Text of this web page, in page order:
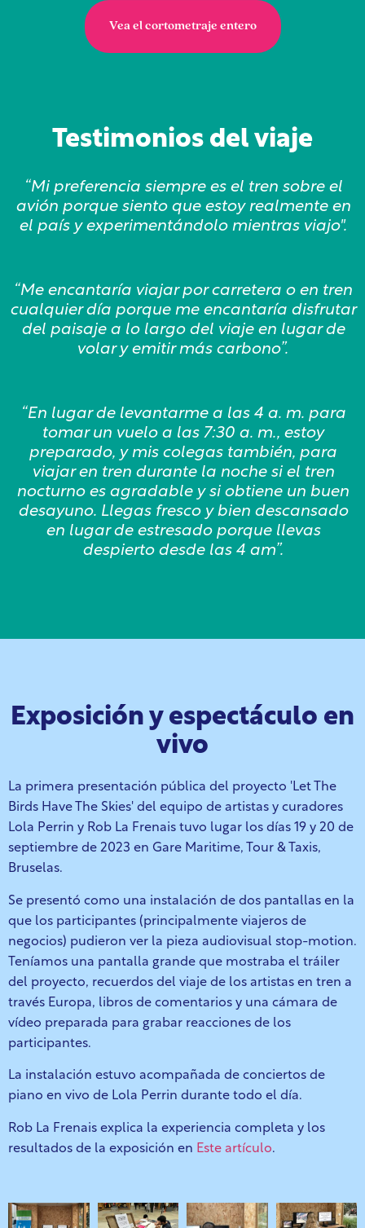
Vea el cortometraje entero
Testimonios del viaje
“Mi preferencia siempre es el tren sobre el
avión porque siento que estoy realmente en
el país y experimentándolo mientras viajo".
“Me encantaría viajar por carretera o en tren
cualquier día porque me encantaría disfrutar
del paisaje a lo largo del viaje en lugar de
volar y emitir más carbono”.
“En lugar de levantarme a las 4 a. m. para
tomar un vuelo a las 7:30 a. m., estoy
preparado, y mis colegas también, para
viajar en tren durante la noche si el tren
nocturno es agradable y si obtiene un buen
desayuno. Llegas fresco y bien descansado
en lugar de estresado porque llevas
despierto desde las 4 am”.
Exposición y espectáculo en
vivo
La primera presentación pública del proyecto 'Let The
Birds Have The Skies' del equipo de artistas y curadores
Lola Perrin y Rob La Frenais tuvo lugar los días 19 y 20 de
septiembre de 2023 en Gare Maritime, Tour & Taxis,
Bruselas.
Se presentó como una instalación de dos pantallas en la
que los participantes (principalmente viajeros de
negocios) pudieron ver la pieza audiovisual stop-motion.
Teníamos una pantalla grande que mostraba el tráiler
del proyecto, recuerdos del viaje de los artistas en tren a
través Europa, libros de comentarios y una cámara de
vídeo preparada para grabar reacciones de los
participantes.
La instalación estuvo acompañada de conciertos de
piano en vivo de Lola Perrin durante todo el día.
Rob La Frenais explica la experiencia completa y los
resultados de la exposición en Este artículo.